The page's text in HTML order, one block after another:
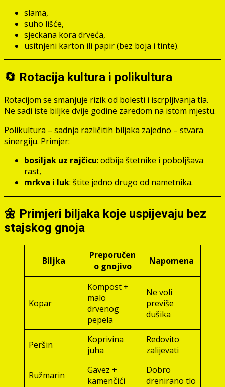
slama,
suho lišće,
sjeckana kora drveća,
usitnjeni karton ili papir (bez boja i tinte).
🔄 Rotacija kultura i polikultura
Rotacijom se smanjuje rizik od bolesti i iscrpljivanja tla.
Ne sadi iste biljke dvije godine zaredom na istom mjestu.
Polikultura – sadnja različitih biljaka zajedno – stvara
sinergiju. Primjer:
bosiljak uz rajčicu: odbija štetnike i poboljšava
rast,
mrkva i luk: štite jedno drugo od nametnika.
🌼 Primjeri biljaka koje uspijevaju bez
stajskog gnoja
Biljka
Preporučen
o gnojivo
Napomena
Kopar
Kompost +
malo
drvenog
pepela
Ne voli
previše
dušika
Peršin
Koprivina
juha
Redovito
zalijevati
Ružmarin
Gavez +
kamenčići
Dobro
drenirano tlo